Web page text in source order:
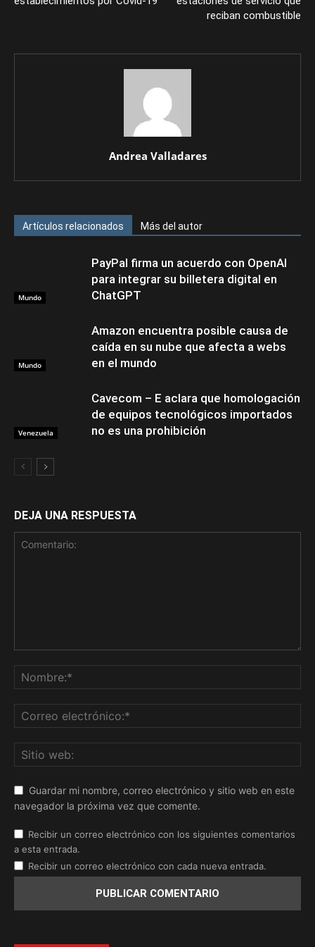
reciban combustible
Andrea Valladares
Artículos relacionados Más del autor
Mundo
PayPal firma un acuerdo con OpenAI
para integrar su billetera digital en
ChatGPT
Mundo
Amazon encuentra posible causa de
caída en su nube que afecta a webs
en el mundo
Venezuela
Cavecom – E aclara que homologación
de equipos tecnológicos importados
no es una prohibición
DEJA UNA RESPUESTA
Guardar mi nombre, correo electrónico y sitio web en este
navegador la próxima vez que comente.
Recibir un correo electrónico con los siguientes comentarios
a esta entrada.
Recibir un correo electrónico con cada nueva entrada.